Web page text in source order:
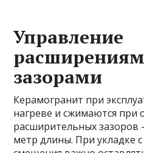
Управление
зазорами
Керамогранит при
нагреве и сжимаются при
расширительных
метр длины. При укладке